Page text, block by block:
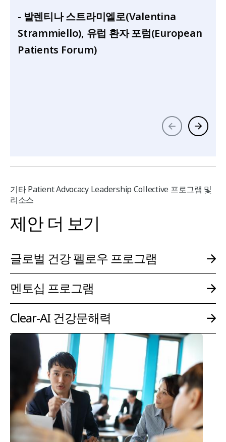
- 발렌티나 스트라미엘로(Valentina
Strammiello), 유럽 환자 포럼(European
Patients Forum)
기타 Patient Advocacy Leadership Collective 프로그램 및
리소스
제안 더 보기
글로벌 건강 펠로우 프로그램
멘토십 프로그램
Clear-AI 건강문해력